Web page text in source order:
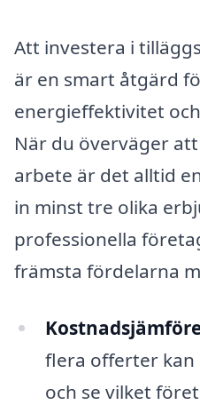
Att investera i
är en smart åtgärd
energieffektivitet
När du överväger
arbete är det alltid
in minst tre olika
professionella
främsta fördelarna
flera offerter
och se vilket